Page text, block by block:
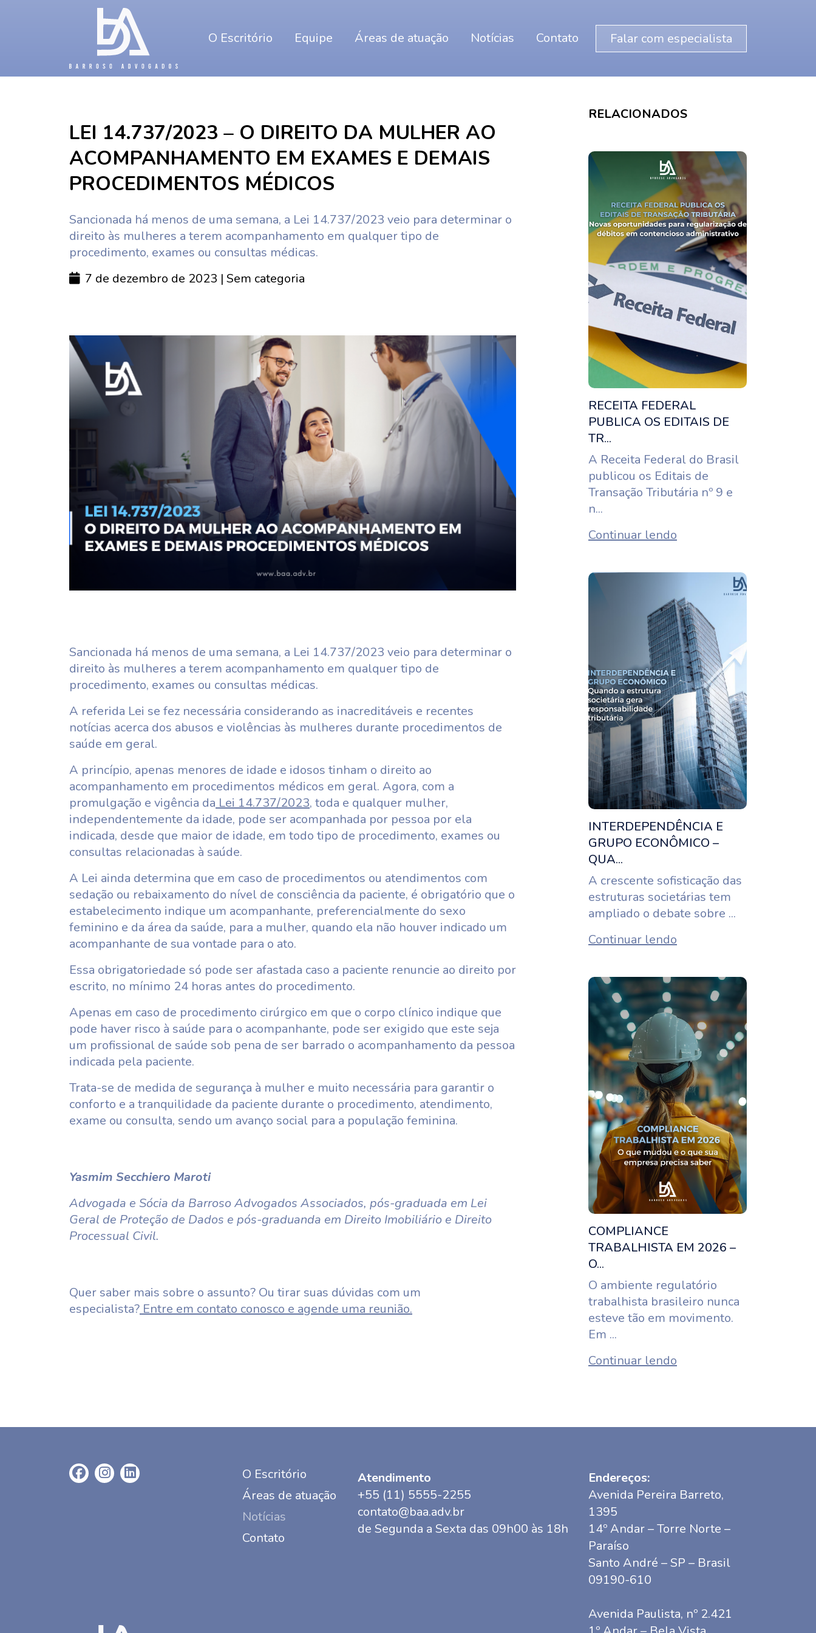
O Escritório Equipe Áreas de atuação Notícias Contato Falar com especialista
LEI 14.737/2023 – O DIREITO DA MULHER AO
ACOMPANHAMENTO EM EXAMES E DEMAIS
PROCEDIMENTOS MÉDICOS
Sancionada há menos de uma semana, a Lei 14.737/2023 veio para determinar o
direito às mulheres a terem acompanhamento em qualquer tipo de
procedimento, exames ou consultas médicas.
7 de dezembro de 2023 | Sem categoria
Sancionada há menos de uma semana, a Lei 14.737/2023 veio para determinar o
direito às mulheres a terem acompanhamento em qualquer tipo de
procedimento, exames ou consultas médicas.
A referida Lei se fez necessária considerando as inacreditáveis e recentes
notícias acerca dos abusos e violências às mulheres durante procedimentos de
saúde em geral.
A princípio, apenas menores de idade e idosos tinham o direito ao
acompanhamento em procedimentos médicos em geral. Agora, com a
promulgação e vigência da Lei 14.737/2023, toda e qualquer mulher,
independentemente da idade, pode ser acompanhada por pessoa por ela
indicada, desde que maior de idade, em todo tipo de procedimento, exames ou
consultas relacionadas à saúde.
A Lei ainda determina que em caso de procedimentos ou atendimentos com
sedação ou rebaixamento do nível de consciência da paciente, é obrigatório que o
estabelecimento indique um acompanhante, preferencialmente do sexo
feminino e da área da saúde, para a mulher, quando ela não houver indicado um
acompanhante de sua vontade para o ato.
Essa obrigatoriedade só pode ser afastada caso a paciente renuncie ao direito por
escrito, no mínimo 24 horas antes do procedimento.
Apenas em caso de procedimento cirúrgico em que o corpo clínico indique que
pode haver risco à saúde para o acompanhante, pode ser exigido que este seja
um profissional de saúde sob pena de ser barrado o acompanhamento da pessoa
indicada pela paciente.
Trata-se de medida de segurança à mulher e muito necessária para garantir o
conforto e a tranquilidade da paciente durante o procedimento, atendimento,
exame ou consulta, sendo um avanço social para a população feminina.
Yasmim Secchiero Maroti
Advogada e Sócia da Barroso Advogados Associados, pós-graduada em Lei
Geral de Proteção de Dados e pós-graduanda em Direito Imobiliário e Direito
Processual Civil.
Quer saber mais sobre o assunto? Ou tirar suas dúvidas com um
especialista? Entre em contato conosco e agende uma reunião.
RELACIONADOS
RECEITA FEDERAL
PUBLICA OS EDITAIS DE
TR...
A Receita Federal do Brasil
publicou os Editais de
Transação Tributária nº 9 e
n...
Continuar lendo
INTERDEPENDÊNCIA E
GRUPO ECONÔMICO –
QUA...
A crescente sofisticação das
estruturas societárias tem
ampliado o debate sobre ...
Continuar lendo
COMPLIANCE
TRABALHISTA EM 2026 –
O...
O ambiente regulatório
trabalhista brasileiro nunca
esteve tão em movimento.
Em ...
Continuar lendo
O Escritório
Áreas de atuação
Notícias
Contato
Atendimento
+55 (11) 5555-2255
contato@baa.adv.br
de Segunda a Sexta das 09h00 às 18h
Endereços:
Avenida Pereira Barreto,
1395
14º Andar – Torre Norte –
Paraíso
Santo André – SP – Brasil
09190-610
Avenida Paulista, nº 2.421